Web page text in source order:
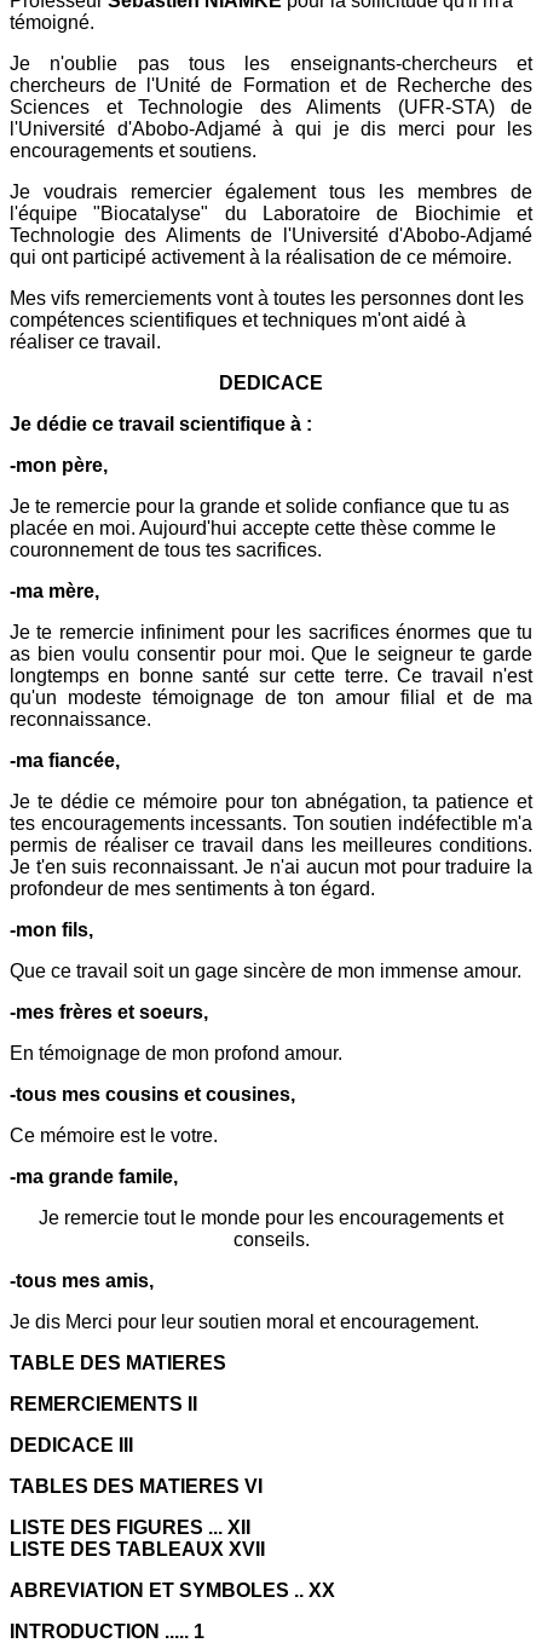
témoigné.
Je n'oublie pas tous les enseignants-chercheurs et
chercheurs de l'Unité de Formation et de Recherche des
Sciences et Technologie des Aliments (UFR-STA) de
l'Université d'Abobo-Adjamé à qui je dis merci pour les
encouragements et soutiens.
Je voudrais remercier également tous les membres de
l'équipe "Biocatalyse" du Laboratoire de Biochimie et
Technologie des Aliments de l'Université d'Abobo-Adjamé
qui ont participé activement à la réalisation de ce mémoire.
Mes vifs remerciements vont à toutes les personnes dont les
compétences scientifiques et techniques m'ont aidé à
réaliser ce travail.
DEDICACE
Je dédie ce travail scientifique à :
-mon père,
Je te remercie pour la grande et solide confiance que tu as
placée en moi. Aujourd'hui accepte cette thèse comme le
couronnement de tous tes sacrifices.
-ma mère,
Je te remercie infiniment pour les sacrifices énormes que tu
as bien voulu consentir pour moi. Que le seigneur te garde
longtemps en bonne santé sur cette terre. Ce travail n'est
qu'un modeste témoignage de ton amour filial et de ma
reconnaissance.
-ma fiancée,
Je te dédie ce mémoire pour ton abnégation, ta patience et
tes encouragements incessants. Ton soutien indéfectible m'a
permis de réaliser ce travail dans les meilleures conditions.
Je t'en suis reconnaissant. Je n'ai aucun mot pour traduire la
profondeur de mes sentiments à ton égard.
-mon fils,
Que ce travail soit un gage sincère de mon immense amour.
-mes frères et soeurs,
En témoignage de mon profond amour.
-tous mes cousins et cousines,
Ce mémoire est le votre.
-ma grande famile,
Je remercie tout le monde pour les encouragements et
conseils.
-tous mes amis,
Je dis Merci pour leur soutien moral et encouragement.
TABLE DES MATIERES
REMERCIEMENTS II
DEDICACE III
TABLES DES MATIERES VI
LISTE DES FIGURES ... XII
LISTE DES TABLEAUX XVII
ABREVIATION ET SYMBOLES .. XX
INTRODUCTION ..... 1